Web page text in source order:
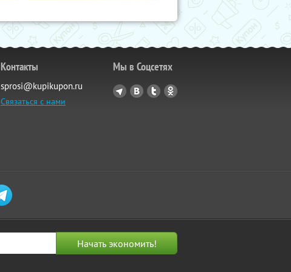
Контакты
sprosi@kupikupon.ru
Связаться с нами
Мы в Соцсетях